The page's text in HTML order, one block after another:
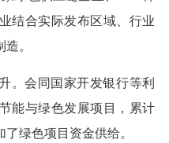
结合实际发布区域、行业
。
。会同国家开发银行等利
能与绿色发展项目，累计
绿色项目资金供给。